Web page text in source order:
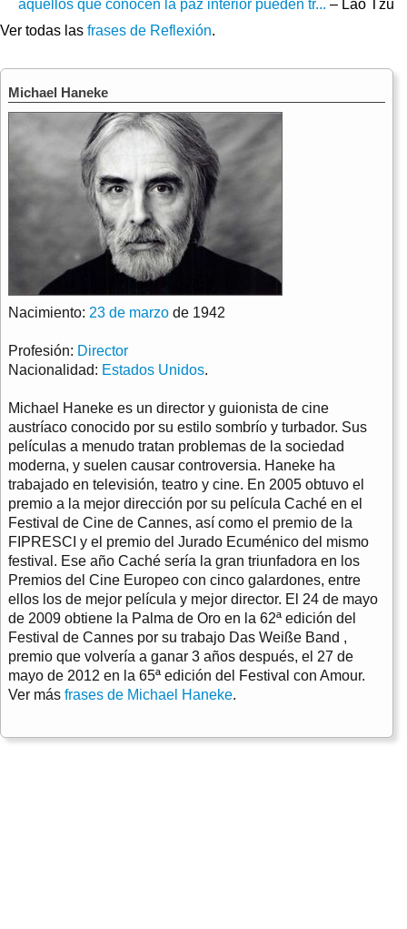
aquellos que conocen la paz interior pueden tr... – Lao Tzu
Ver todas las frases de Reflexión.
Michael Haneke
Nacimiento: 23 de marzo de 1942
Profesión: Director
Nacionalidad: Estados Unidos.
Michael Haneke es un director y guionista de cine
austríaco conocido por su estilo sombrío y turbador. Sus
películas a menudo tratan problemas de la sociedad
moderna, y suelen causar controversia. Haneke ha
trabajado en televisión‚ teatro y cine. En 2005 obtuvo el
premio a la mejor dirección por su película Caché en el
Festival de Cine de Cannes, así como el premio de la
FIPRESCI y el premio del Jurado Ecuménico del mismo
festival. Ese año Caché sería la gran triunfadora en los
Premios del Cine Europeo con cinco galardones, entre
ellos los de mejor película y mejor director. El 24 de mayo
de 2009 obtiene la Palma de Oro en la 62ª edición del
Festival de Cannes por su trabajo Das Weiße Band ,
premio que volvería a ganar 3 años después, el 27 de
mayo de 2012 en la 65ª edición del Festival con Amour.
Ver más frases de Michael Haneke.